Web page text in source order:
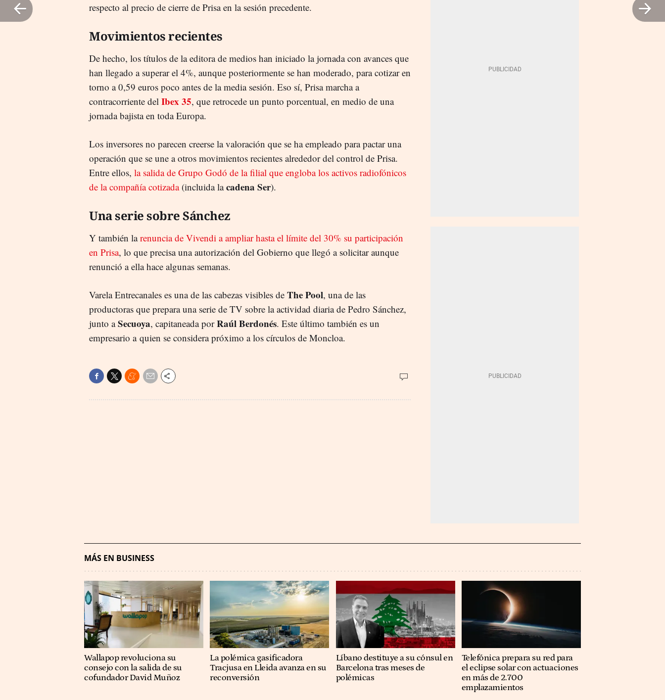
respecto al precio de cierre de Prisa en la sesión precedente.
Movimientos recientes
De hecho, los títulos de la editora de medios han iniciado la jornada con avances que
han llegado a superar el 4%, aunque posteriormente se han moderado, para cotizar en
torno a 0,59 euros poco antes de la media sesión. Eso sí, Prisa marcha a
contracorriente del Ibex 35, que retrocede un punto porcentual, en medio de una
jornada bajista en toda Europa.
Los inversores no parecen creerse la valoración que se ha empleado para pactar una
operación que se une a otros movimientos recientes alrededor del control de Prisa.
Entre ellos, la salida de Grupo Godó de la filial que engloba los activos radiofónicos
de la compañía cotizada(incluida lacadena Ser).
Una serie sobre Sánchez
Y también larenuncia de Vivendi a ampliar hasta el límite del 30% su participación
en Prisa, lo que precisa una autorización del Gobierno que llegó a solicitar aunque
renunció a ella hace algunas semanas.
Varela Entrecanales es una de las cabezas visibles de The Pool, una de las
productoras que prepara una serie de TV sobre la actividad diaria de Pedro Sánchez,
junto aSecuoya, capitaneada porRaúl Berdonés. Este último también es un
empresario a quien se considera próximo a los círculos de Moncloa.
MÁS EN BUSINESS
Wallapop revoluciona su
consejo con la salida de su
cofundador David Muñoz
La polémica gasificadora
Tracjusa en Lleida avanza en su
reconversión
Líbano destituye a su cónsul en
Barcelona tras meses de
polémicas
Telefónica prepara su red para
el eclipse solar con actuaciones
en más de 2.700
emplazamientos